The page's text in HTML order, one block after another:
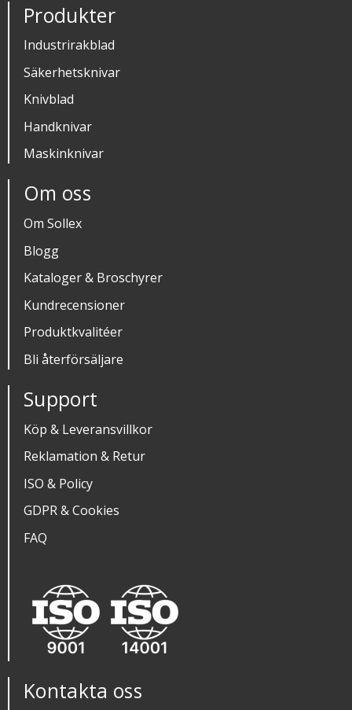
Produkter
Industrirakblad
Säkerhetsknivar
Knivblad
Handknivar
Maskinknivar
Om oss
Om Sollex
Blogg
Kataloger & Broschyrer
Kundrecensioner
Produktkvalitéer
Bli återförsäljare
Support
Köp & Leveransvillkor
Reklamation & Retur
ISO & Policy
GDPR & Cookies
FAQ
Kontakta oss